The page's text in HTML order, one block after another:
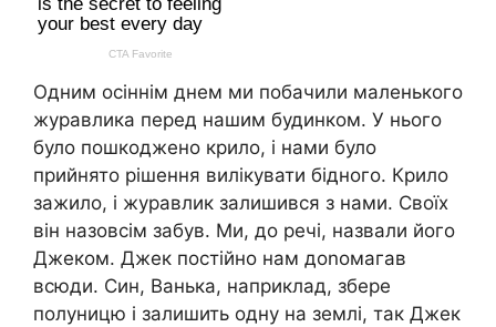
Одним осіннім днем ми побачили маленького
журавлика перед нашим будинком. У нього
було пошкоджено крило, і нами було
прийнято рішення вилікувати бідного. Крило
зажило, і журавлик залишився з нами. Своїх
він назовсім забув. Ми, до речі, назвали його
Джеком. Джек постійно нам доnомагав
всюди. Син, Ванька, наприклад, збере
полуницю і залишить одну на землі, так Джек